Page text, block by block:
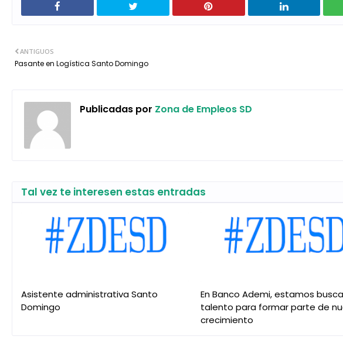
ANTIGUOS
Pasante en Logística Santo Domingo
Publicadas por Zona de Empleos SD
Tal vez te interesen estas entradas
Asistente administrativa Santo
Domingo
En Banco Ademi, estamos
talento para formar parte de
crecimiento